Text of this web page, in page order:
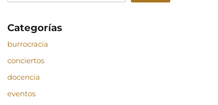
Categorías
burrocracia
conciertos
docencia
eventos